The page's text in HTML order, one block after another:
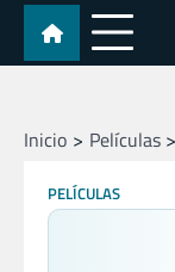
Skip
content
Inicio Películas
PELÍCULAS